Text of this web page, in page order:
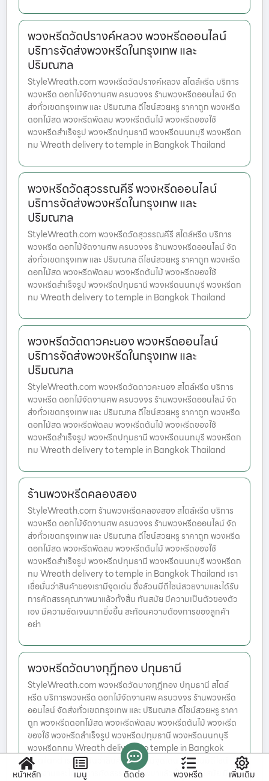
พวงหรีดวัดปรางค์หลวง พวงหรีดออนไลน์
บริการจัดส่งพวงหรีดในกรุงเทพ และ
ปริมณฑล
StyleWreath.com พวงหรีดวัดปรางค์หลวง สไตล์หรีด บริการ
พวงหรีด ดอกไม้จัดงานศพ ครบวงจร ร้านพวงหรีดออนไลน์ จัด
ส่งทั่วเขตกรุงเทพ และ ปริมณฑล ดีไซน์สวยหรู ราคาถูก พวงหรีด
ดอกไม้สด พวงหรีดพัดลม พวงหรีดต้นไม้ พวงหรีดของใช้
พวงหรีดสำเร็จรูป พวงหรีดปทุมธานี พวงหรีดนนทบุรี พวงหรีดก
ทม Wreath delivery to temple in Bangkok Thailand
พวงหรีดวัดสุวรรณคีรี พวงหรีดออนไลน์
บริการจัดส่งพวงหรีดในกรุงเทพ และ
ปริมณฑล
StyleWreath.com พวงหรีดวัดสุวรรณคีรี สไตล์หรีด บริการ
พวงหรีด ดอกไม้จัดงานศพ ครบวงจร ร้านพวงหรีดออนไลน์ จัด
ส่งทั่วเขตกรุงเทพ และ ปริมณฑล ดีไซน์สวยหรู ราคาถูก พวงหรีด
ดอกไม้สด พวงหรีดพัดลม พวงหรีดต้นไม้ พวงหรีดของใช้
พวงหรีดสำเร็จรูป พวงหรีดปทุมธานี พวงหรีดนนทบุรี พวงหรีดก
ทม Wreath delivery to temple in Bangkok Thailand
พวงหรีดวัดดาวคะนอง พวงหรีดออนไลน์
บริการจัดส่งพวงหรีดในกรุงเทพ และ
ปริมณฑล
StyleWreath.com พวงหรีดวัดดาวคะนอง สไตล์หรีด บริการ
พวงหรีด ดอกไม้จัดงานศพ ครบวงจร ร้านพวงหรีดออนไลน์ จัด
ส่งทั่วเขตกรุงเทพ และ ปริมณฑล ดีไซน์สวยหรู ราคาถูก พวงหรีด
ดอกไม้สด พวงหรีดพัดลม พวงหรีดต้นไม้ พวงหรีดของใช้
พวงหรีดสำเร็จรูป พวงหรีดปทุมธานี พวงหรีดนนทบุรี พวงหรีดก
ทม Wreath delivery to temple in Bangkok Thailand
ร้านพวงหรีดคลองสอง
StyleWreath.com ร้านพวงหรีดคลองสอง สไตล์หรีด บริการ
พวงหรีด ดอกไม้จัดงานศพ ครบวงจร ร้านพวงหรีดออนไลน์ จัด
ส่งทั่วเขตกรุงเทพ และ ปริมณฑล ดีไซน์สวยหรู ราคาถูก พวงหรีด
ดอกไม้สด พวงหรีดพัดลม พวงหรีดต้นไม้ พวงหรีดของใช้
พวงหรีดสำเร็จรูป พวงหรีดปทุมธานี พวงหรีดนนทบุรี พวงหรีดก
ทม Wreath delivery to temple in Bangkok Thailand เรา
เชื่อมั่นว่าสินค้าของเรามีจุดเด่น ซึ่งล้วนมีดีไซน์สวยงามและได้รับ
การคัดสรรคุณภาพมาแล้วทั้งสิ้น ทันสมัย มีความเป็นตัวของตัว
เอง มีความชัดเจนมากยิ่งขึ้น สะท้อนความต้องการของลูกค้า
อย่า
พวงหรีดวัดบางกุฎีทอง ปทุมธานี
StyleWreath.com พวงหรีดวัดบางกุฎีทอง ปทุมธานี สไตล์
หรีด บริการพวงหรีด ดอกไม้จัดงานศพ ครบวงจร ร้านพวงหรีด
ออนไลน์ จัดส่งทั่วเขตกรุงเทพ และ ปริมณฑล ดีไซน์สวยหรู ราคา
ถูก พวงหรีดดอกไม้สด พวงหรีดพัดลม พวงหรีดต้นไม้ พวงหรีด
ของใช้ พวงหรีดสำเร็จรูป พวงหรีดปทุมธานี พวงหรีดนนทบุรี
พวงหรีดกทม Wreath delivery to temple in Bangkok
Thailand เราเชื่อมั่นว่าสินค้าของเรามีจุดเด่น ซึ่งล้วนมีดีไซน์
สวยงามและได้รับการคัดสรรคุณภาพมาแล้วทั้งสิ้น ทันสมัย มี
หน้าหลัก เมนู ติดต่อ พวงหรีด เพิ่มเติม